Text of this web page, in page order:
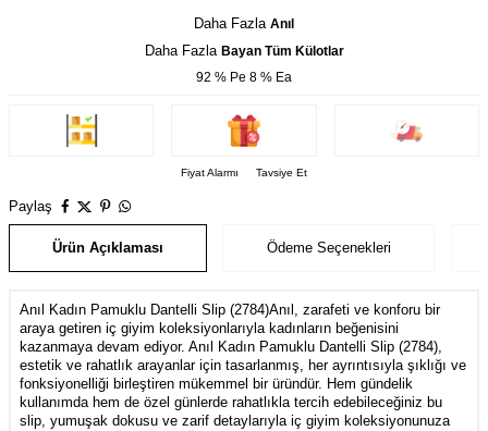
Daha Fazla Anıl
Daha Fazla Bayan Tüm Külotlar
92 % Pe 8 % Ea
Fiyat Alarmı Tavsiye Et
Paylaş
Ürün Açıklaması Ödeme Seçenekleri
Anıl Kadın Pamuklu Dantelli Slip (2784)Anıl, zarafeti ve konforu bir
araya getiren iç giyim koleksiyonlarıyla kadınların beğenisini
kazanmaya devam ediyor. Anıl Kadın Pamuklu Dantelli Slip (2784),
estetik ve rahatlık arayanlar için tasarlanmış, her ayrıntısıyla şıklığı ve
fonksiyonelliği birleştiren mükemmel bir üründür. Hem gündelik
kullanımda hem de özel günlerde rahatlıkla tercih edebileceğiniz bu
slip, yumuşak dokusu ve zarif detaylarıyla iç giyim koleksiyonunuza